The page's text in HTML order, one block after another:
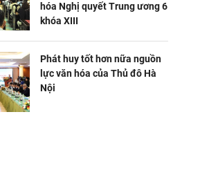
hóa Nghị quyết Trung ương 6
khóa XIII
Phát huy tốt hơn nữa nguồn
lực văn hóa của Thủ đô Hà
Nội